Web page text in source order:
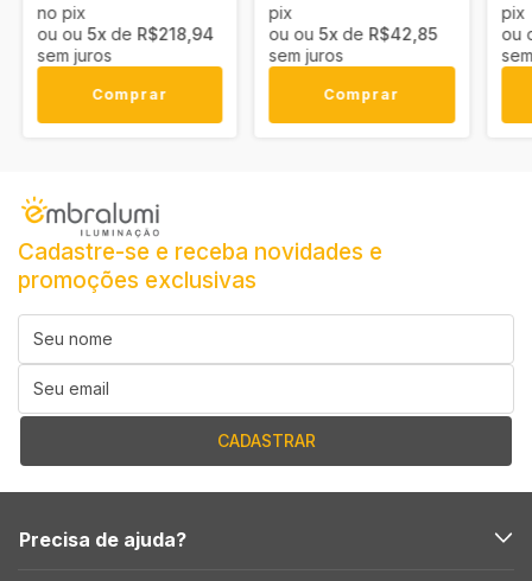
no pix
5x de R$218,94
sem juros
Comprar
pix
5x de R$42,85
sem juros
Comprar
pix
Cadastre-se e receba novidades e
promoções exclusivas
Precisa de ajuda?